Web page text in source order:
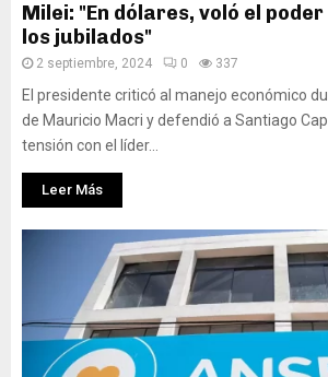
Milei: "En dólares, voló el
los jubilados"
2 septiembre, 2024 0 337
El presidente criticó al manejo económico
de Mauricio Macri y defendió a Santiago
tensión con el líder...
Leer Más